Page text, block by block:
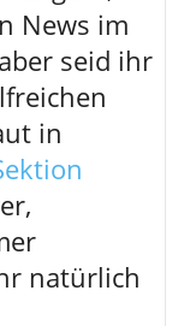
News im
seid ihr
in
natürlich